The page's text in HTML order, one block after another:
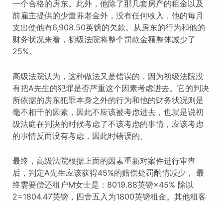
一个合格的房东。此外，他除了那几套房产的租金以及
前雇主提供的少量养老金外，没有任何收入，他的每月
支出使他有6,908.50英镑的欠款。从房东的行为和他的
财务状况来看，初级法院将整个罚款金额整体减少了
25%。
高级法院认为，这种做法又是错误的，因为初级法院没
有把A先生的犯罪是否严重这个因素考虑进去。它的判决
所依据的房东犯罪本身之外的行为和他的财务状况则是
毫不相干的因素，因此不应该被考虑进去，也就是说初
级法庭在判决的时候考虑了不该考虑的事情，应该考虑
的事情反而没有考虑，因此时错误的。
最终，高级法院根据上面的因素重新对案件进行审查
后，判定A先生应该获得45%的赔偿处罚酌情减少， 最
终需要偿还租户M女士是：8019.88英镑×45% 除以
2=1804.47英镑，四舍五入为1800英镑租金。其他租客